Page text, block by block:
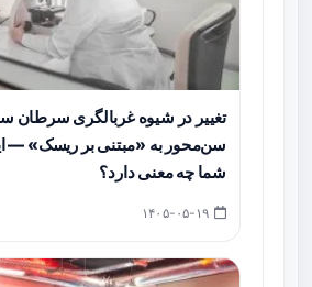
تغییر در شیوه غربالگری سرطان
سن‌محور به «مبتنی بر ریسک» —
شما چه معنی دارد؟